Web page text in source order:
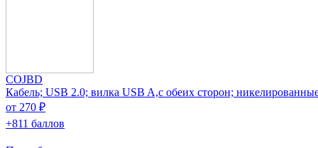
COJBD
Кабель; USB 2.0; вилка USB A,с обеих сторон;
от 270 ₽
+811 баллов